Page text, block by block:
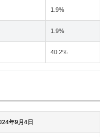
1.9%
1.9%
40.2%
年9月4日